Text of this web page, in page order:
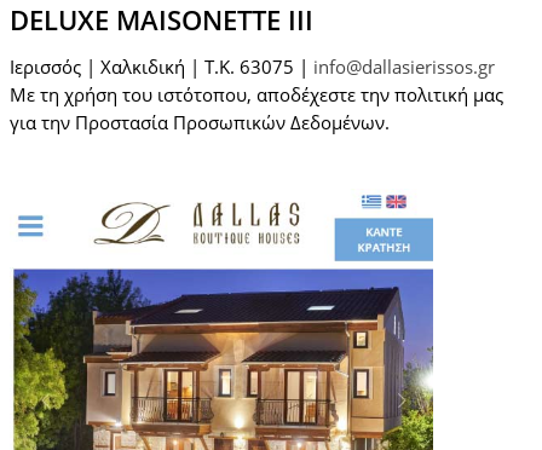
DELUXE MAISONETTE III
Ιερισσός | Χαλκιδική | T.K. 63075 | info@dallasierissos.gr
Με τη χρήση του ιστότοπου, αποδέχεστε την πολιτική μας
για την Προστασία Προσωπικών Δεδομένων.